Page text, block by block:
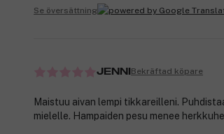
Se översättning
JENNI Bekräftad köpare
Maistuu aivan lempi tikkareilleni.
mielelle. Hampaiden pesu menee